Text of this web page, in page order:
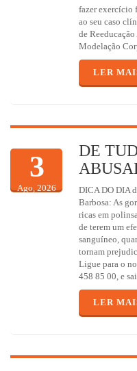
fazer exercício
ao seu caso
de
Modelação
LER
3
Ago, 2026
DE
DICA DO DIA
Barbosa: As
ricas em
de terem um
sanguíneo,
tornam
Ligue para o
458 85 00, e
LER